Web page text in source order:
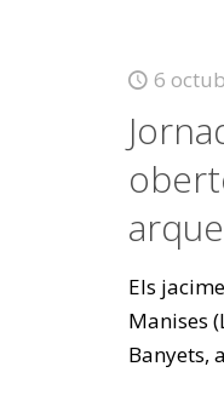
6
Els
Manises
Banyets,